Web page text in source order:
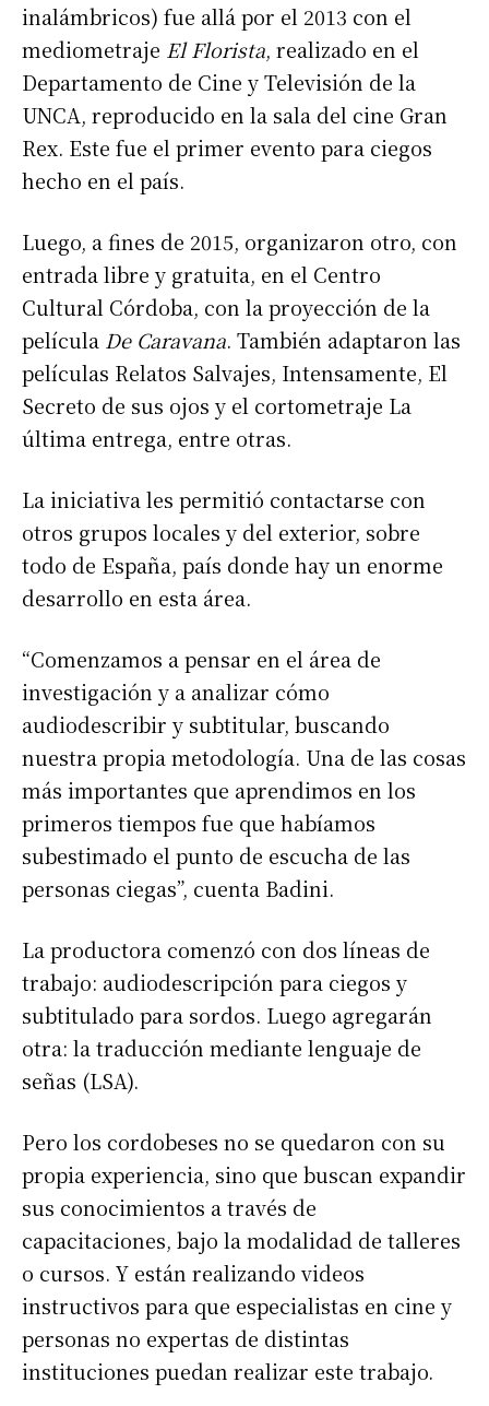
inalámbricos) fue allá por el 2013 con el
mediometraje El Florista, realizado en el
Departamento de Cine y Televisión de la
UNCA, reproducido en la sala del cine Gran
Rex. Este fue el primer evento para ciegos
hecho en el país.
Luego, a fines de 2015, organizaron otro, con
entrada libre y gratuita, en el Centro
Cultural Córdoba, con la proyección de la
película De Caravana. También adaptaron las
películas Relatos Salvajes, Intensamente, El
Secreto de sus ojos y el cortometraje La
última entrega, entre otras.
La iniciativa les permitió contactarse con
otros grupos locales y del exterior, sobre
todo de España, país donde hay un enorme
desarrollo en esta área.
“Comenzamos a pensar en el área de
investigación y a analizar cómo
audiodescribir y subtitular, buscando
nuestra propia metodología. Una de las cosas
más importantes que aprendimos en los
primeros tiempos fue que habíamos
subestimado el punto de escucha de las
personas ciegas”, cuenta Badini.
La productora comenzó con dos líneas de
trabajo: audiodescripción para ciegos y
subtitulado para sordos. Luego agregarán
otra: la traducción mediante lenguaje de
señas (LSA).
Pero los cordobeses no se quedaron con su
propia experiencia, sino que buscan expandir
sus conocimientos a través de
capacitaciones, bajo la modalidad de talleres
o cursos. Y están realizando videos
instructivos para que especialistas en cine y
personas no expertas de distintas
instituciones puedan realizar este trabajo.